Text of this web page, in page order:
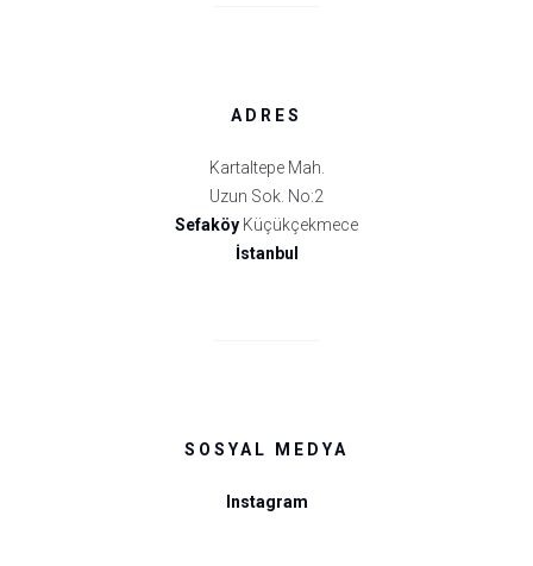
ADRES
Kartaltepe Mah.
Uzun Sok. No:2
Sefaköy Küçükçekmece
İstanbul
SOSYAL MEDYA
Instagram